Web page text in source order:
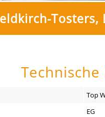
Tosters,
Technische
Top
EG